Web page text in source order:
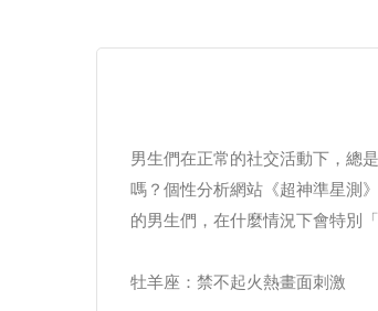
男生們在正常的社交活動下，總
嗎？個性分析網站《超神準星測
的男生們，在什麼情況下會特別「
牡羊座：禁不起火熱畫面刺激